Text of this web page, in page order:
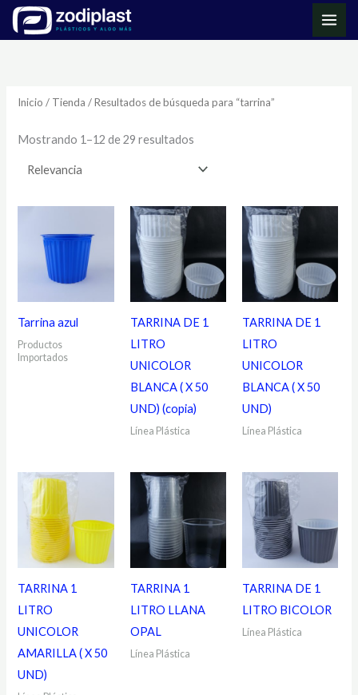
Inicio / Tienda / Resultados de búsqueda para “tarrina”
Mostrando 1–12 de 29 resultados
Ordenado
Tarrina azul
Productos
Importados
TARRINA DE 1
LITRO
UNICOLOR
BLANCA ( X 50
UND) (copia)
Línea Plástica
TARRINA DE 1
LITRO
UNICOLOR
BLANCA ( X 50
UND)
Línea Plástica
TARRINA 1
LITRO
UNICOLOR
AMARILLA ( X 50
UND)
TARRINA 1
LITRO LLANA
OPAL
Línea Plástica
TARRINA DE 1
LITRO BICOLOR
Línea Plástica